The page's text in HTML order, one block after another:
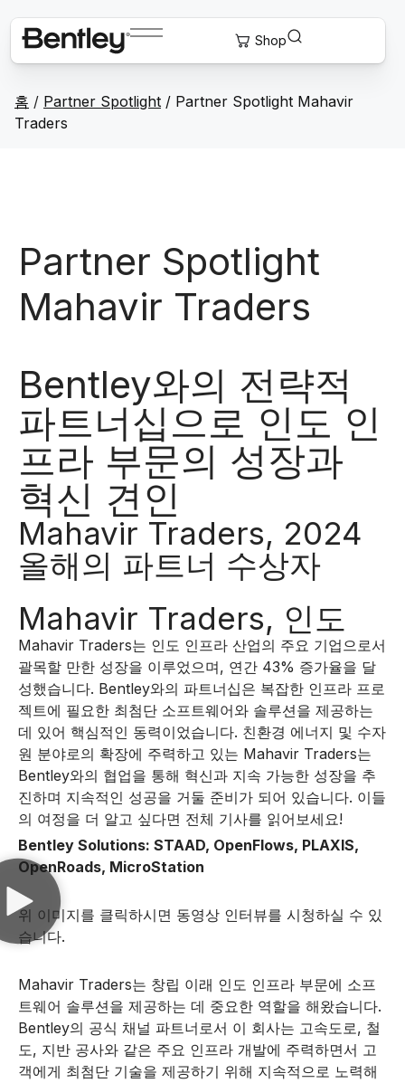
홈 / Partner Spotlight / Partner Spotlight Mahavir
Traders
Partner Spotlight
Mahavir Traders
Bentley와의 전략적
파트너십으로 인도 인
프라 부문의 성장과
혁신 견인
Mahavir Traders, 2024
올해의 파트너 수상자
Mahavir Traders, 인도
Mahavir Traders는 인도 인프라 산업의 주요 기업으로서
괄목할 만한 성장을 이루었으며, 연간 43% 증가율을 달
성했습니다. Bentley와의 파트너십은 복잡한 인프라 프로
젝트에 필요한 최첨단 소프트웨어와 솔루션을 제공하는
데 있어 핵심적인 동력이었습니다. 친환경 에너지 및 수자
원 분야로의 확장에 주력하고 있는 Mahavir Traders는
Bentley와의 협업을 통해 혁신과 지속 가능한 성장을 추
진하며 지속적인 성공을 거둘 준비가 되어 있습니다. 이들
의 여정을 더 알고 싶다면 전체 기사를 읽어보세요!
Bentley Solutions: STAAD, OpenFlows, PLAXIS,
OpenRoads, MicroStation
위 이미지를 클릭하시면 동영상 인터뷰를 시청하실 수 있
습니다.
Mahavir Traders는 창립 이래 인도 인프라 부문에 소프
트웨어 솔루션을 제공하는 데 중요한 역할을 해왔습니다.
Bentley의 공식 채널 파트너로서 이 회사는 고속도로, 철
도, 지반 공사와 같은 주요 인프라 개발에 주력하면서 고
객에게 최첨단 기술을 제공하기 위해 지속적으로 노력해